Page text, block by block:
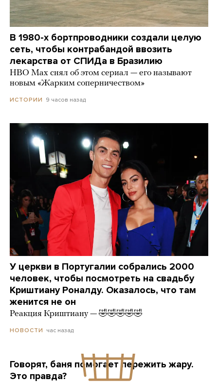
В 1980-х бортпроводники создали целую
сеть, чтобы контрабандой ввозить
лекарства от СПИДа в Бразилию
HBO Max снял об этом сериал — его называют
новым «Жарким соперничеством»
ИСТОРИИ 9 часов назад
У церкви в Португалии собрались 2000
человек, чтобы посмотреть на свадьбу
Криштиану Роналду. Оказалось, что там
женится не он
Реакция Криштиану — 🤣🤣🤣🤣🤣
НОВОСТИ час назад
Говорят, баня помогает пережить жару.
Это правда?